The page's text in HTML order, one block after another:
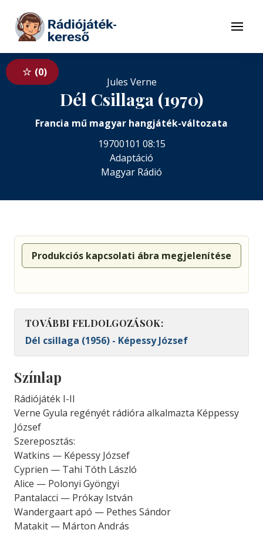
Tovább a tartalomhoz
Menü
0
Jules Verne
Dél Csillaga (1970)
Francia mű magyar hangjáték-változata
19700101 08:15
Adaptáció
Magyar Rádió
Produkciós kapcsolati ábra megjelenítése
TOVÁBBI FELDOLGOZÁSOK:
Dél csillaga (1956) - Képessy József
Színlap
Rádiójáték I-II
Verne Gyula regényét rádióra alkalmazta Képpessy
József
Szereposztás:
Watkins — Képessy József
Cyprien — Tahi Tóth László
Alice — Polonyi Gyöngyi
Pantalacci — Prókay István
Wandergaart apó — Pethes Sándor
Matakit — Márton András